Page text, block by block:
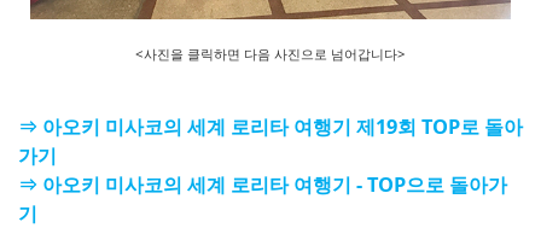
<사진을 클릭하면 다음 사진으로 넘어갑니다>
⇒ 아오키 미사코의 세계 로리타 여행기 제19회 TOP로 돌아
가기
⇒ 아오키 미사코의 세계 로리타 여행기 - TOP으로 돌아가
기